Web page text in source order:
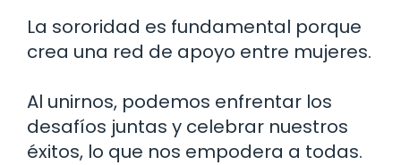
La sororidad es fundamental porque
crea una red de apoyo entre mujeres.
Al unirnos, podemos enfrentar los
desafíos juntas y celebrar nuestros
éxitos, lo que nos empodera a todas.